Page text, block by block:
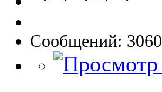
Сообщений: 3060